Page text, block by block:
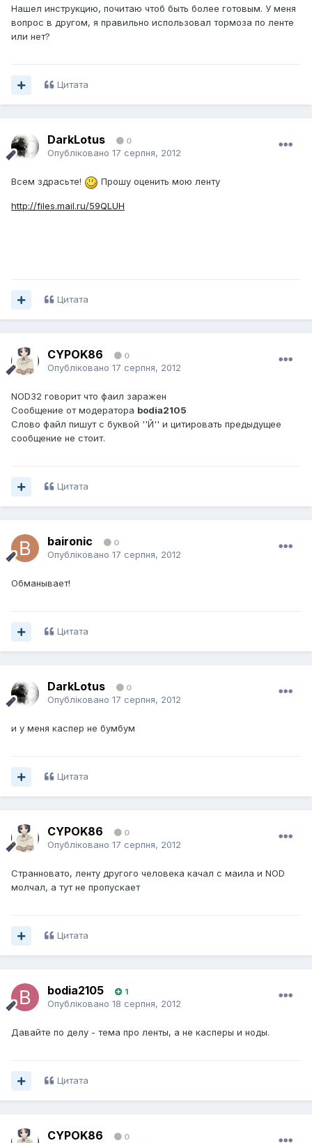
Нашел инструкцию, почитаю чтоб быть более готовым. У меня
вопрос в другом, я правильно использовал тормоза по ленте
или нет?
Цитата
DarkLotus 0
Опубліковано 17 серпня, 2012
Всем здрасьте! Прошу оценить мою ленту
http://files.mail.ru/59QLUH
Цитата
CYPOK86 0
Опубліковано 17 серпня, 2012
NOD32 говорит что фаил заражен
Сообщение от модератора bodia2105
Слово файл пишут с буквой ''Й'' и цитировать предыдущее
сообщение не стоит.
Цитата
baironic 0
Опубліковано 17 серпня, 2012
Обманывает!
Цитата
DarkLotus 0
Опубліковано 17 серпня, 2012
и у меня каспер не бумбум
Цитата
CYPOK86 0
Опубліковано 17 серпня, 2012
Странновато, ленту другого человека качал с маила и NOD
молчал, а тут не пропускает
Цитата
bodia2105 1
Опубліковано 18 серпня, 2012
Давайте по делу - тема про ленты, а не касперы и ноды.
Цитата
CYPOK86 0